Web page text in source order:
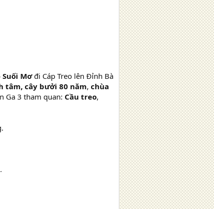
Suối Mơđi Cáp Treo lên Đỉnh Bà
tâm, cây bưởi 80 năm, chùa
Ga 3 tham quan: Cầu treo,